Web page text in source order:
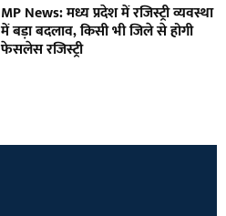
MP News: मध्य प्रदेश में रजिस्ट्री व्यवस्था
में बड़ा बदलाव, किसी भी जिले से होगी
फेसलेस रजिस्ट्री